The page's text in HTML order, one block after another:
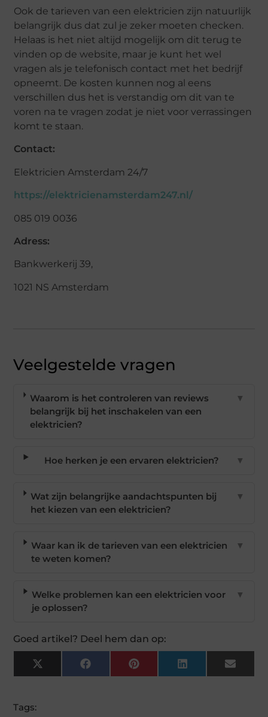
Ook de tarieven van een elektricien zijn natuurlijk
belangrijk dus dat zul je zeker moeten checken.
Helaas is het niet altijd mogelijk om dit terug te
vinden op de website, maar je kunt het wel
vragen als je telefonisch contact met het bedrijf
opneemt. De kosten kunnen nog al eens
verschillen dus het is verstandig om dit van te
voren na te vragen zodat je niet voor verrassingen
komt te staan.
Contact:
Elektricien Amsterdam 24/7
https://elektricienamsterdam247.nl/
085 019 0036
Adress:
Bankwerkerij 39,
1021 NS Amsterdam
Veelgestelde vragen
Waarom is het controleren van reviews
belangrijk bij het inschakelen van een
elektricien?
▼
Hoe herken je een ervaren elektricien? ▼
Wat zijn belangrijke aandachtspunten bij
het kiezen van een elektricien?
▼
Waar kan ik de tarieven van een elektricien
te weten komen?
▼
Welke problemen kan een elektricien voor
je oplossen?
▼
Goed artikel? Deel hem dan op:
X
(Twitter)
FacebookPinterest LinkedIn Email
Tags: